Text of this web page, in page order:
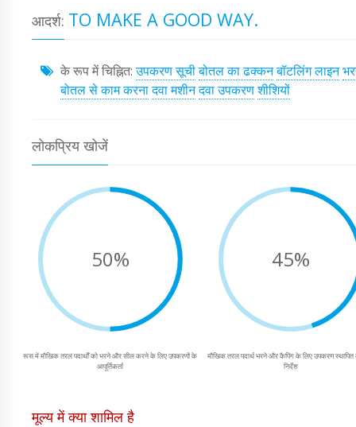
आदर्श: TO MAKE A GOOD WAY.
के रूप में चिह्नित:उपकरण सूचीबोतल का ढक्कनबॉटलिंग लाइन
बोतल से काम करनादवा मशीनदवा उपकरणशीशियों
लोकप्रिय खोजें
50%
रूस में मौखिक तरल पदार्थों को भरने और सील करने के लिए उपकरणों के
आपूर्तिकर्ता
45%
मौखिक तरल पदार्थ भरने और कैपिंग के लिए उपकरण
निर्देश
मूल्य में क्या शामिल है